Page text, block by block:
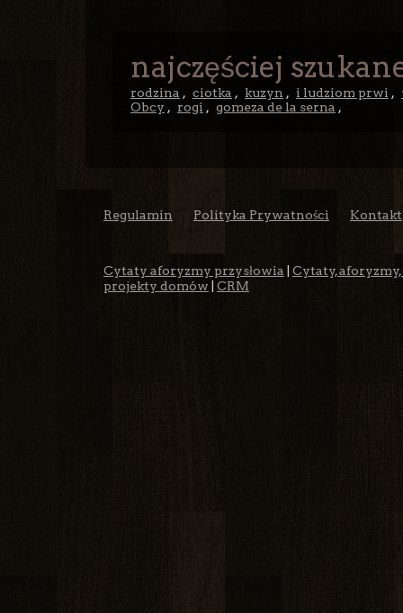
najczęściej
rodzina , ciotka , kuzyn , i ludziom prwi ,
Obcy , rogi , gomeza de la serna ,
Regulamin Polityka Prywatności Kontakt
Cytaty aforyzmy przysłowia
Cytaty,
projekty domów
CRM